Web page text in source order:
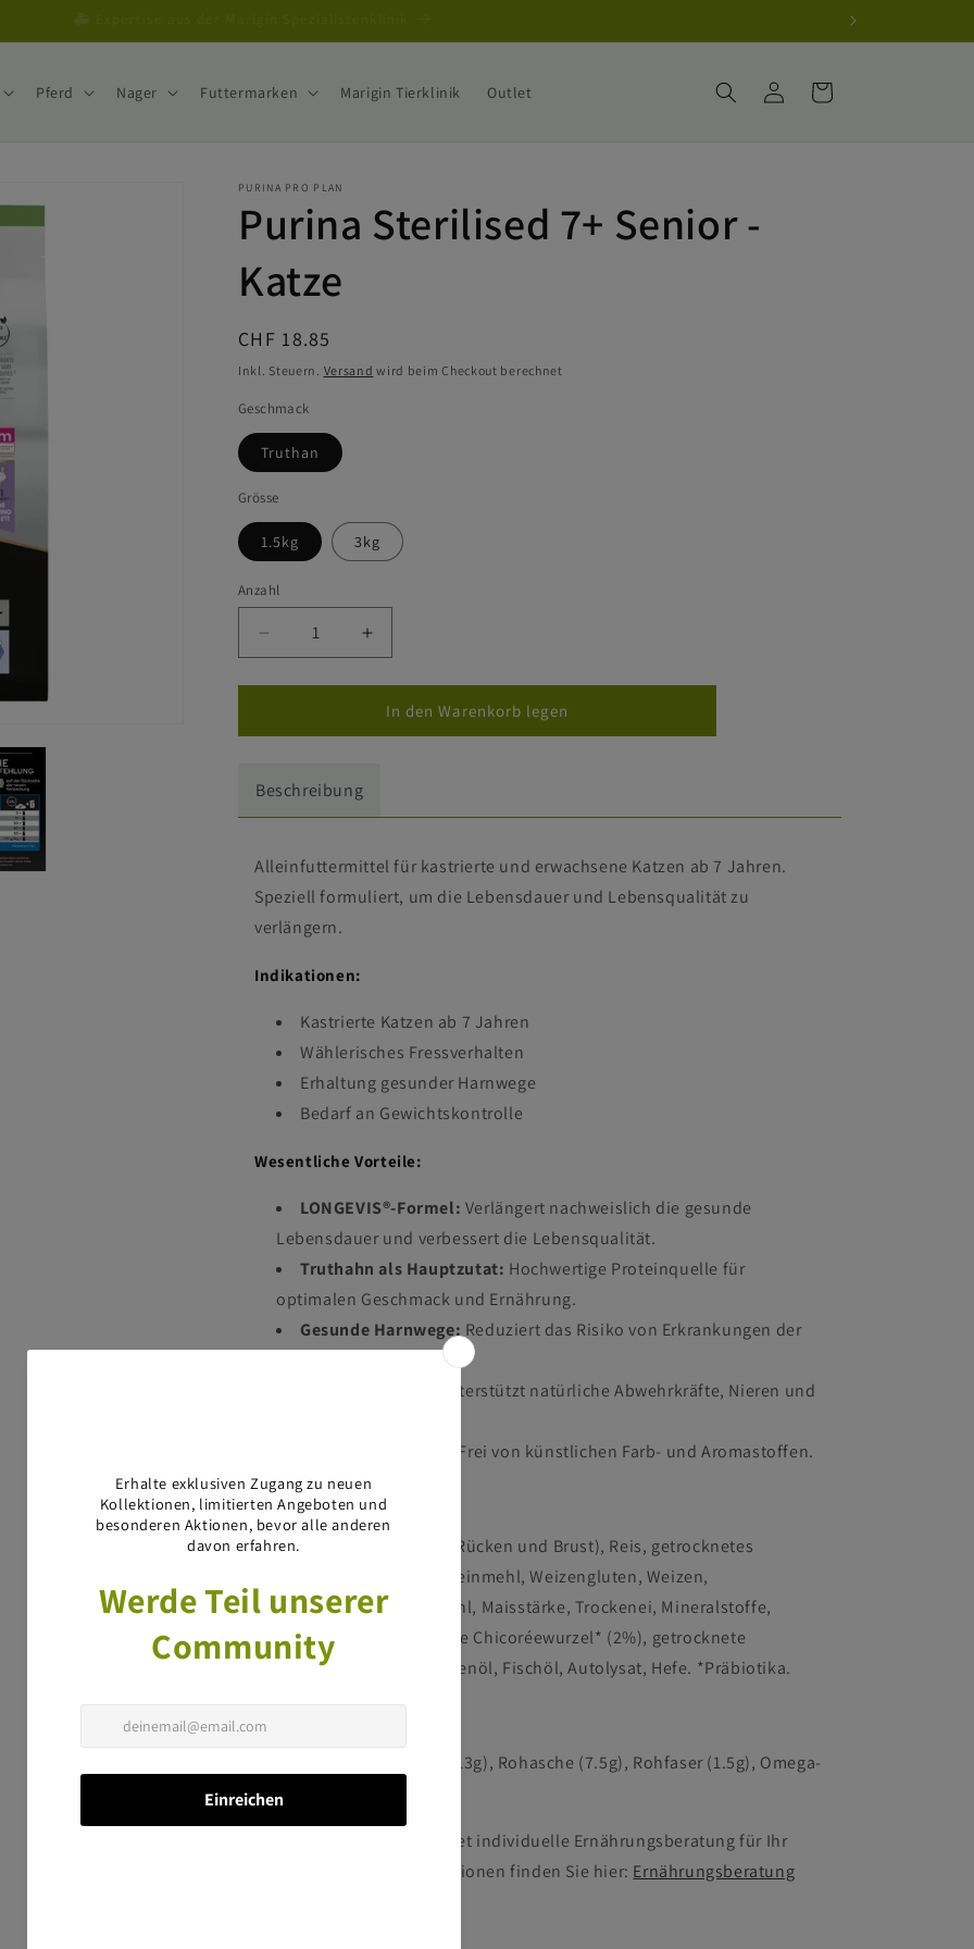
Pferd Nager Futtermarken Marigin Tierklinik Outlet EinloggenWarenkorb
PURINA PRO PLAN
Purina Sterilised 7+ Senior -
Katze
Normaler
Preis
CHF 18.85
Inkl. Steuern. Versand wird beim Checkout berechnet
Geschmack
Truthan
Grösse
1.5kg 3kg
Anzahl
Verringere
die
Menge
Purina
Senior
-
Erhöhe
die
Menge
für
Purina
-
In den Warenkorb legen
Beschreibung
Alleinfuttermittel für kastrierte und erwachsene Katzen ab 7 Jahren.
Speziell formuliert, um die Lebensdauer und Lebensqualität zu
verlängern.
Indikationen:
Kastrierte Katzen ab 7 Jahren
Wählerisches Fressverhalten
Erhaltung gesunder Harnwege
Bedarf an Gewichtskontrolle
Wesentliche Vorteile:
LONGEVIS®-Formel: Verlängert nachweislich die gesunde
Lebensdauer und verbessert die Lebensqualität.
Truthahn als Hauptzutat: Hochwertige Proteinquelle für
optimalen Geschmack und Ernährung.
Gesunde Harnwege: Reduziert das Risiko von Erkrankungen der
Unterstützt natürliche Abwehrkräfte, Nieren und
Frei von künstlichen Farb- und Aromastoffen.
Zusammensetzung:
Truthahn (14%)
(einschl. Rücken und Brust), Reis, getrocknetes
Geflügelprotein, Maisproteinmehl, Weizengluten, Weizen,
Weizennachmehl, Sojamehl, Maisstärke, Trockenei, Mineralstoffe,
tierische Fette, getrocknete Chicoréewurzel* (2%), getrocknete
Pflanzenfasern, Sojabohnenöl, Fischöl, Autolysat, Hefe. *Präbiotika.
Protein (37g), Fettgehalt (13g), Rohasche (7.5g), Rohfaser (1.5g), Omega-
3-Fettsäuren (0.5g)
Die Marigin Tierklinik bietet individuelle Ernährungsberatung für Ihr
Haustier. Weitere Informationen finden Sie hier: Ernährungsberatung